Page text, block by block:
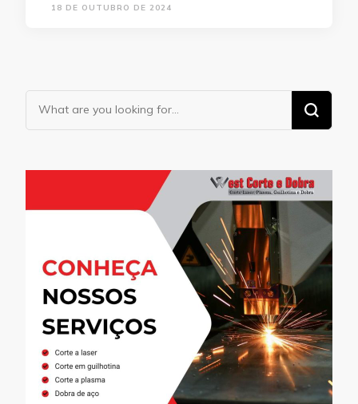
18 DE OUTUBRO DE 2024
Looking
for